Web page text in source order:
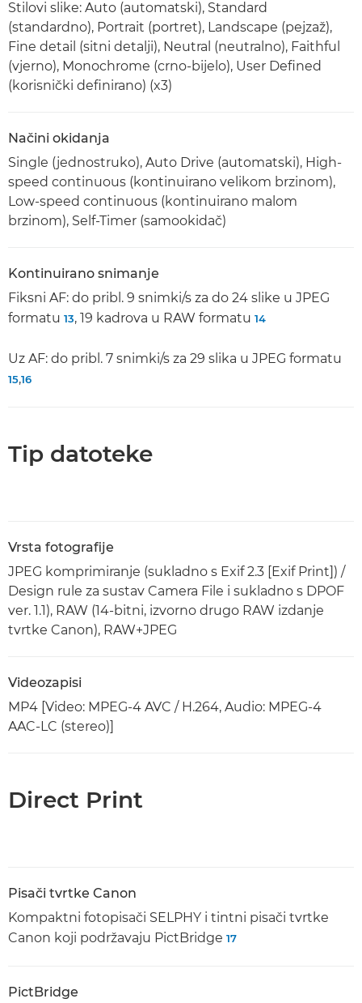
Stilovi slike: Auto (automatski), Standard
(standardno), Portrait (portret), Landscape (pejzaž),
Fine detail (sitni detalji), Neutral (neutralno), Faithful
(vjerno), Monochrome (crno-bijelo), User Defined
(korisnički definirano) (x3)
Načini okidanja
Single (jednostruko), Auto Drive (automatski), High-
speed continuous (kontinuirano velikom brzinom),
Low-speed continuous (kontinuirano malom
brzinom), Self-Timer (samookidač)
Kontinuirano snimanje
Fiksni AF: do pribl. 9 snimki/s za do 24 slike u JPEG
formatu 13, 19 kadrova u RAW formatu 14
Uz AF: do pribl. 7 snimki/s za 29 slika u JPEG formatu
15,16
Tip datoteke
Vrsta fotografije
JPEG komprimiranje (sukladno s Exif 2.3 [Exif Print]) /
Design rule za sustav Camera File i sukladno s DPOF
ver. 1.1), RAW (14-bitni, izvorno drugo RAW izdanje
tvrtke Canon), RAW+JPEG
Videozapisi
MP4 [Video: MPEG-4 AVC / H.264, Audio: MPEG-4
AAC-LC (stereo)]
Direct Print
Pisači tvrtke Canon
Kompaktni fotopisači SELPHY i tintni pisači tvrtke
Canon koji podržavaju PictBridge 17
PictBridge